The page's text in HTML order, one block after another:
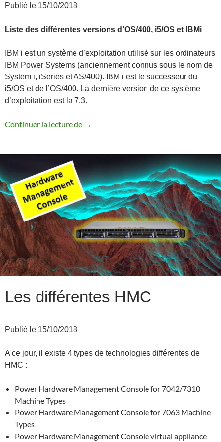
Publié le 15/10/2018
Liste des différentes versions d’OS/400, i5/OS et IBMi
IBM i est un système d’exploitation utilisé sur les ordinateurs
IBM Power Systems (anciennement connus sous le nom de
System i, iSeries et AS/400). IBM i est le successeur du
i5/OS et de l’OS/400. La dernière version de ce système
d’exploitation est la 7.3.
Continuer la lecture de Versions et Roadmap IBM i
→
Les différentes HMC
Publié le 15/10/2018
A ce jour, il existe 4 types de technologies différentes de
HMC :
Power Hardware Management Console for 7042/7310
Machine Types
Power Hardware Management Console for 7063 Machine
Types
Power Hardware Management Console virtual appliance